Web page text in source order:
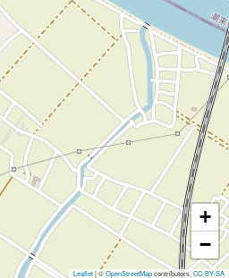
+
−
Leaflet|©OpenStreetMapcontributors, CC-BY-SA